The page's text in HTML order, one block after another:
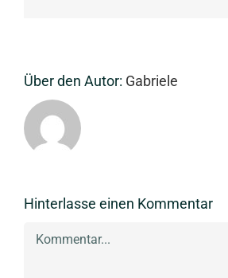
Über den Autor: Gabriele
Hinterlasse einen Kommentar
Kommentar